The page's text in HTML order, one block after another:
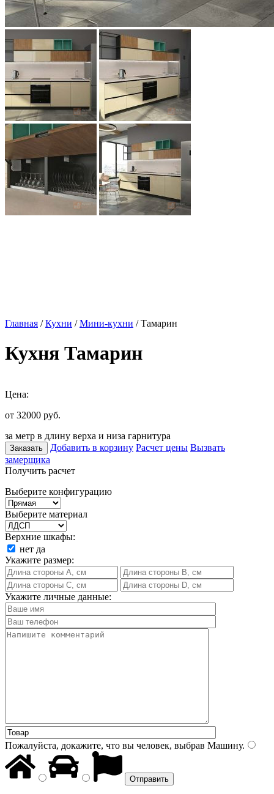
Главная /Кухни /Мини-кухни / Тамарин
Кухня Тамарин
Цена:
от 32000 руб.
за метр в длину верха и низа гарнитура
Заказать Добавить в корзину Расчет цены Вызвать
замерщика
Получить расчет
Выберите конфигурацию
Выберите материал
Верхние шкафы:
нет да
Укажите размер:
Укажите личные данные:
Пожалуйста, докажите, что вы человек, выбрав Машину.